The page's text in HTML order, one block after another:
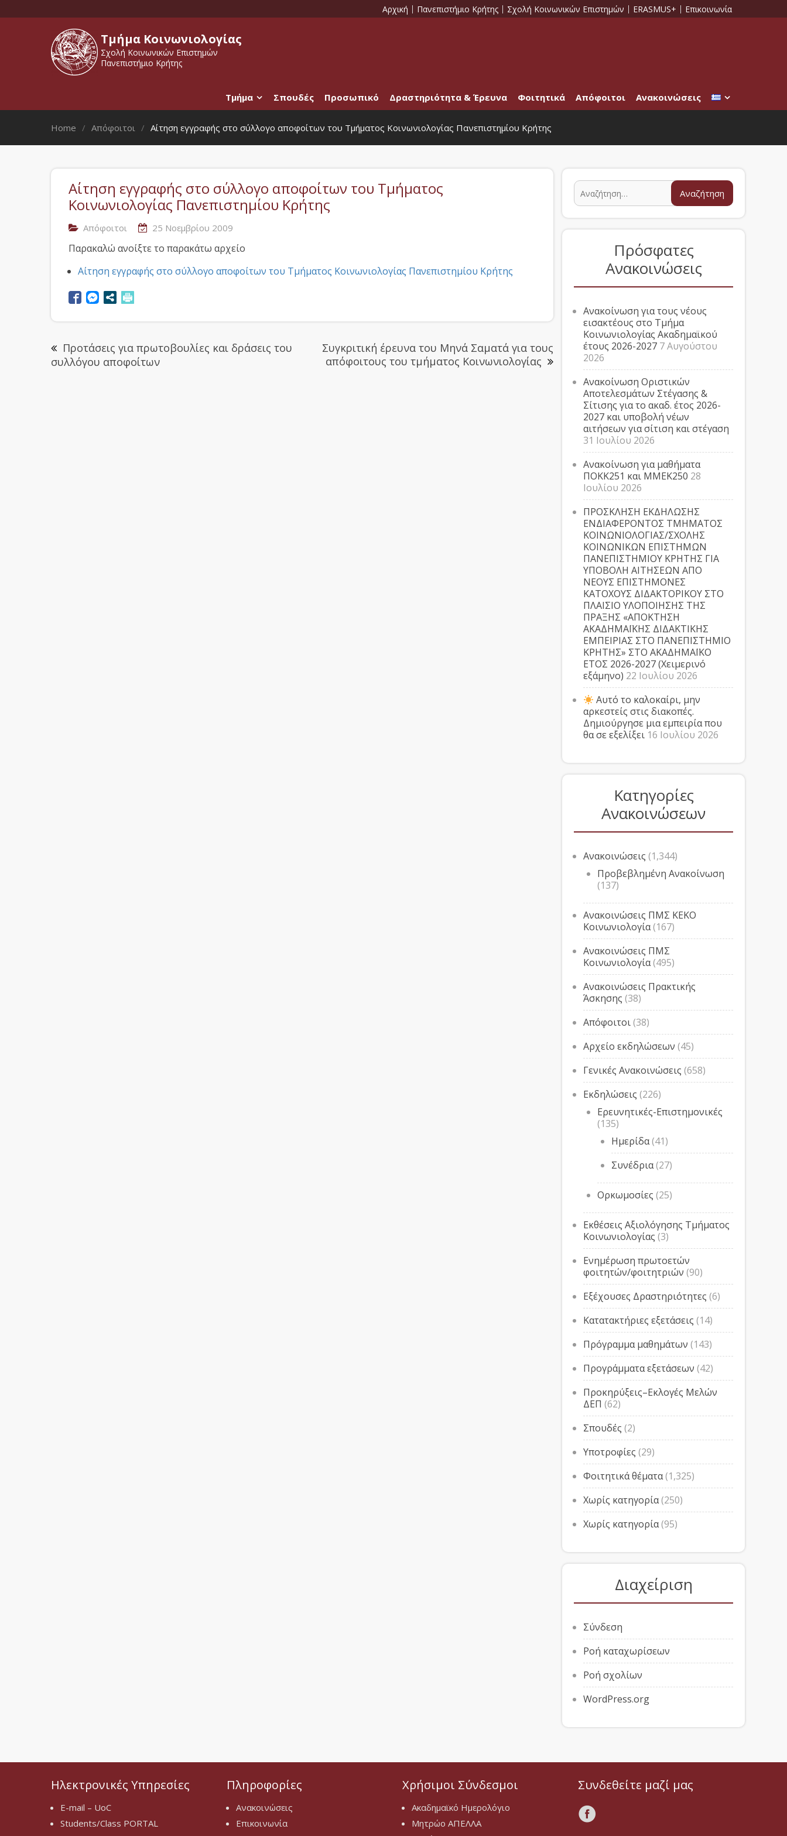
Αρχική Πανεπιστήμιο Κρήτης Σχολή Κοινωνικών Επιστημών ERASMUS+ Επικοινωνία
Τμήμα Κοινωνιολογίας
Σχολή Κοινωνικών Επιστημών
Πανεπιστήμιο Κρήτης
Τμήμα Σπουδές Προσωπικό Δραστηριότητα & Έρευνα Φοιτητικά Απόφοιτοι Ανακοινώσεις
Home Απόφοιτοι Αίτηση εγγραφής στο σύλλογο αποφοίτων του Τμήματος Κοινωνιολογίας Πανεπιστημίου Κρήτης
Αίτηση εγγραφής στο σύλλογο αποφοίτων του Τμήματος
Κοινωνιολογίας Πανεπιστημίου Κρήτης
Απόφοιτοι 25 Νοεμβρίου 2009
Παρακαλώ ανοίξτε το παρακάτω αρχείο
Αίτηση εγγραφής στο σύλλογο αποφοίτων του Τμήματος Κοινωνιολογίας Πανεπιστημίου Κρήτης
Προτάσεις για πρωτοβουλίες και δράσεις του
συλλόγου αποφοίτων
Συγκριτική έρευνα του Μηνά Σαματά για τους
απόφοιτους του τμήματος Κοινωνιολογίας
Πρόσφατες
Ανακοινώσεις
Ανακοίνωση για τους νέους
εισακτέους στο Τμήμα
Κοινωνιολογίας Ακαδημαϊκού
έτους 2026-2027 7 Αυγούστου
2026
Ανακοίνωση Οριστικών
Αποτελεσμάτων Στέγασης &
Σίτισης για το ακαδ. έτος 2026-
2027 και υποβολή νέων
αιτήσεων για σίτιση και στέγαση
31 Ιουλίου 2026
Ανακοίνωση για μαθήματα
ΠΟΚΚ251 και ΜΜΕΚ250 28
Ιουλίου 2026
ΠΡΟΣΚΛΗΣΗ ΕΚΔΗΛΩΣΗΣ
ΕΝΔΙΑΦΕΡΟΝΤΟΣ ΤΜΗΜΑΤΟΣ
ΚΟΙΝΩΝΙΟΛΟΓΙΑΣ/ΣΧΟΛΗΣ
ΚΟΙΝΩΝΙΚΩΝ ΕΠΙΣΤΗΜΩΝ
ΠΑΝΕΠΙΣΤΗΜΙΟΥ ΚΡΗΤΗΣ ΓΙΑ
ΥΠΟΒΟΛΗ ΑΙΤΗΣΕΩΝ ΑΠΟ
ΝΕΟΥΣ ΕΠΙΣΤΗΜΟΝΕΣ
ΚΑΤΟΧΟΥΣ ΔΙΔΑΚΤΟΡΙΚΟΥ ΣΤΟ
ΠΛΑΙΣΙΟ ΥΛΟΠΟΙΗΣΗΣ ΤΗΣ
ΠΡΑΞΗΣ «ΑΠΟΚΤΗΣΗ
ΑΚΑΔΗΜΑΪΚΗΣ ΔΙΔΑΚΤΙΚΗΣ
ΕΜΠΕΙΡΙΑΣ ΣΤΟ ΠΑΝΕΠΙΣΤΗΜΙΟ
ΚΡΗΤΗΣ» ΣΤΟ ΑΚΑΔΗΜΑΪΚΟ
ΕΤΟΣ 2026-2027 (Χειμερινό
εξάμηνο) 22 Ιουλίου 2026
Αυτό το καλοκαίρι, μην
αρκεστείς στις διακοπές.
Δημιούργησε μια εμπειρία που
θα σε εξελίξει 16 Ιουλίου 2026
Κατηγορίες
Ανακοινώσεων
Ανακοινώσεις (1,344)
Προβεβλημένη Ανακοίνωση
(137)
Ανακοινώσεις ΠΜΣ ΚΕΚΟ
Κοινωνιολογία(167)
Ανακοινώσεις ΠΜΣ
Κοινωνιολογία(495)
Ανακοινώσεις Πρακτικής
Άσκησης (38)
Απόφοιτοι(38)
Αρχείο εκδηλώσεων (45)
Γενικές Ανακοινώσεις (658)
Εκδηλώσεις (226)
Ερευνητικές-Επιστημονικές
(135)
Ημερίδα(41)
Συνέδρια(27)
Ορκωμοσίες (25)
Εκθέσεις Αξιολόγησης Τμήματος
Κοινωνιολογίας (3)
Ενημέρωση πρωτοετών
φοιτητών/φοιτητριών (90)
Εξέχουσες Δραστηριότητες (6)
Κατατακτήριες εξετάσεις (14)
Πρόγραμμα μαθημάτων (143)
Προγράμματα εξετάσεων (42)
Προκηρύξεις–Εκλογές Μελών
ΔΕΠ (62)
Σπουδές (2)
Υποτροφίες (29)
Φοιτητικά θέματα(1,325)
Χωρίς κατηγορία(250)
Χωρίς κατηγορία(95)
Διαχείριση
Σύνδεση
Ροή καταχωρίσεων
Ροή σχολίων
WordPress.org
Ηλεκτρονικές Υπηρεσίες
E-mail – UoC
Students/Class PORTAL
Πληροφορίες
Ανακοινώσεις
Επικοινωνία
Χρήσιμοι Σύνδεσμοι
Ακαδημαϊκό Ημερολόγιο
Μητρώο ΑΠΕΛΛΑ
Συνδεθείτε μαζί μας